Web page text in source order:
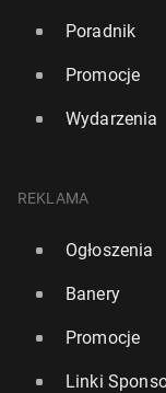
Poradnik
Promocje
Wydarzenia
REKLAMA
Ogłoszenia
Banery
Promocje
Linki